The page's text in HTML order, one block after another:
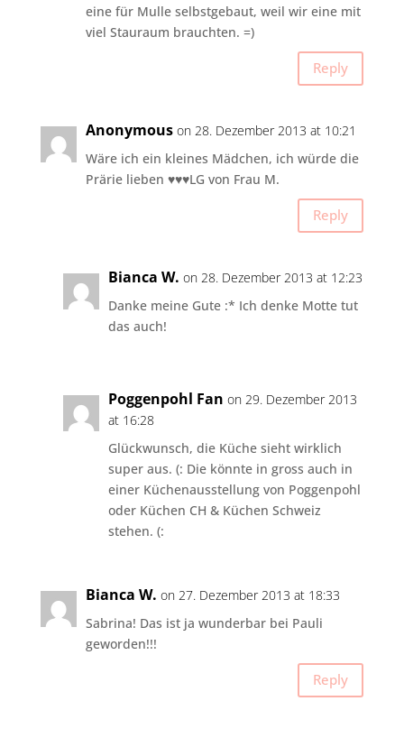
eine für Mulle selbstgebaut, weil wir eine mit
viel Stauraum brauchten. =)
Reply
Anonymous on 28. Dezember 2013 at 10:21
Wäre ich ein kleines Mädchen, ich würde die
Prärie lieben ♥♥♥LG von Frau M.
Reply
Bianca W. on 28. Dezember 2013 at 12:23
Danke meine Gute :* Ich denke Motte tut
das auch!
Poggenpohl Fan on 29. Dezember 2013
at 16:28
Glückwunsch, die Küche sieht wirklich
super aus. (: Die könnte in gross auch in
einer Küchenausstellung von Poggenpohl
oder Küchen CH & Küchen Schweiz
stehen. (:
Bianca W. on 27. Dezember 2013 at 18:33
Sabrina! Das ist ja wunderbar bei Pauli
geworden!!!
Reply